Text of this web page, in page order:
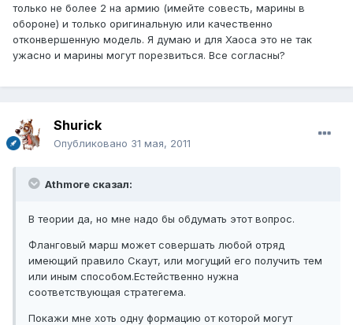
только не более 2 на армию (имейте совесть, марины в
обороне) и только оригинальную или качественно
отконвершенную модель. Я думаю и для Хаоса это не так
ужасно и марины могут порезвиться. Все согласны?
Shurick
Опубликовано 31 мая, 2011
Athmore сказал:
В теории да, но мне надо бы обдумать этот вопрос.
Фланговый марш может совершать любой отряд
имеющий правило Скаут, или могущий его получить тем
или иным способом.Естейственно нужна
соответствующая стратегема.
Покажи мне хоть одну формацию от которой могут